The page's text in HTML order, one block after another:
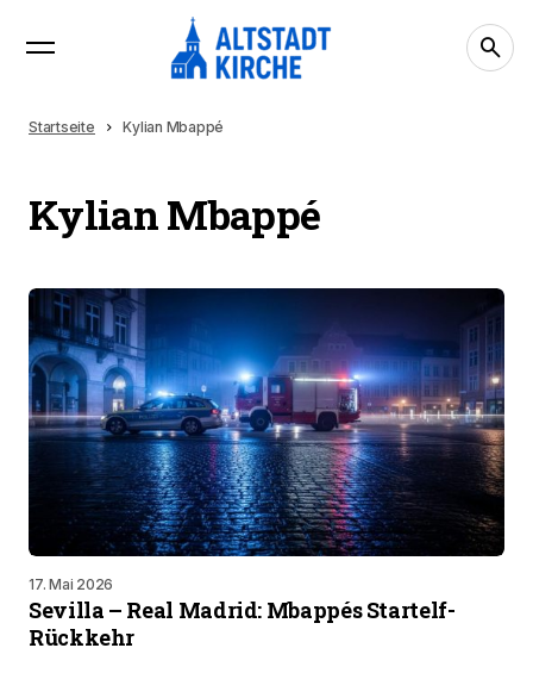
Startseite Kylian Mbappé
Kylian Mbappé
17. Mai 2026
Sevilla – Real Madrid: Mbappés Startelf-
Rückkehr